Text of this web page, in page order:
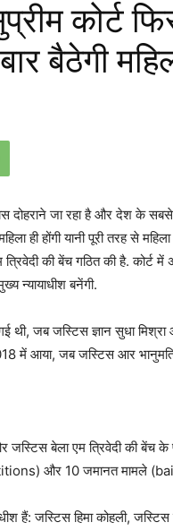
कोर्ट फिर
बैठेगी
दोहराने जा रहा है और देश के
ही होंगी यानी पूरी तरह से
की बेंच गठित की है.
न्यायाधीश बनेंगी.
थी, जब जस्टिस ज्ञान सुधा
में आया, जब जस्टिस आर
बेला एम त्रिवेदी की बेंच
और 10 जमानत मामले
हैं: जस्टिस हिमा कोहली, जस्टिस